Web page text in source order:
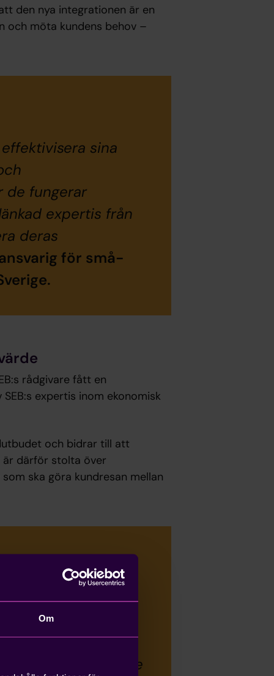
Om
den nya integrationen är en
och möta kundens behov –
sina
de fungerar
expertis från
deras
för små-
rådgivare fått en
expertis inom ekonomisk
och bidrar till att
är därför stolta över
ska göra kundresan mellan
av dialogen, vilket
vill ligga i framkant
ett historiskt
och en storspelare